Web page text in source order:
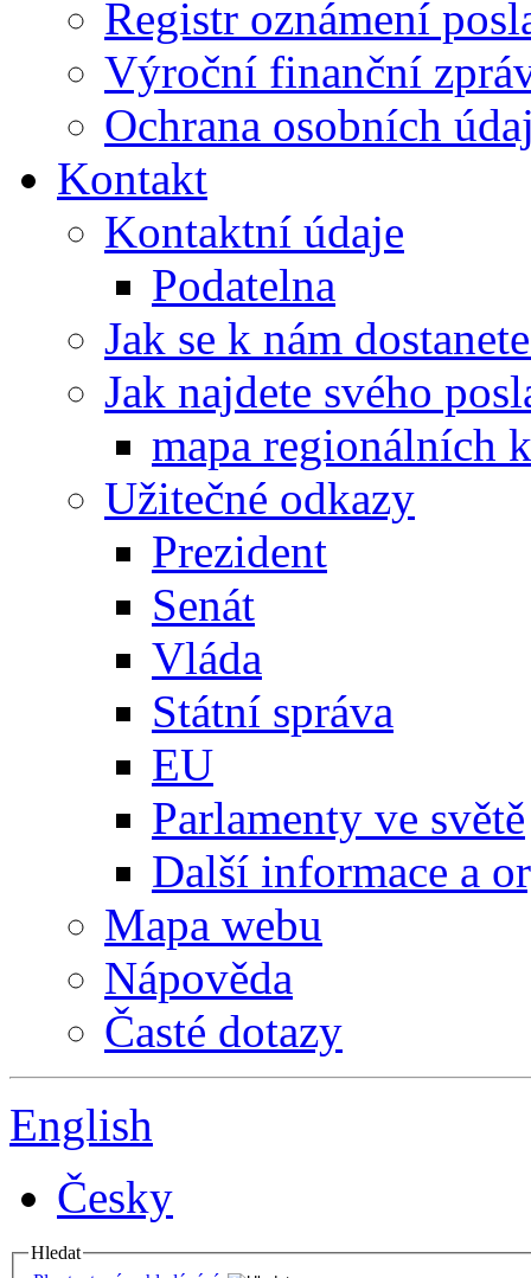
Registr oznámení
Výroční finanční
Ochrana osobních
Kontakt
Kontaktní údaje
Podatelna
Jak se k nám
Jak najdete svého
mapa regionálních
Užitečné odkazy
Prezident
Senát
Vláda
Státní správa
EU
Parlamenty ve světě
Další informace a
Mapa webu
Nápověda
Časté dotazy
English
Česky
Hledat